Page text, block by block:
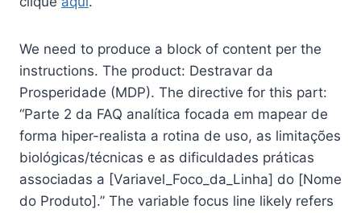
We need to produce a block of content per the
instructions. The product: Destravar da
Prosperidade (MDP). The directive for this part:
“Parte 2 da FAQ analítica focada em mapear de
forma hiper-realista a rotina de uso, as limitações
biológicas/técnicas e as dificuldades práticas
associadas a [Variavel_Foco_da_Linha] do [Nome
do Produto].” The variable focus line likely refers